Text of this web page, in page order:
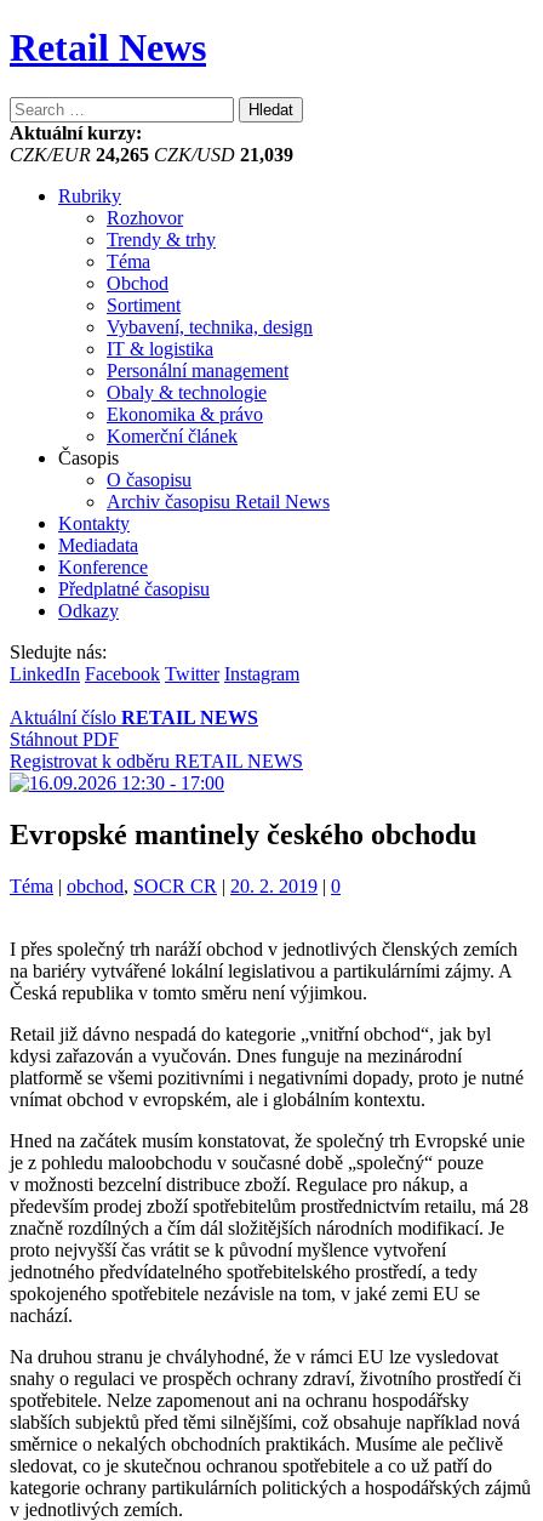
Retail News
Vyhledávání
Aktuální kurzy:
CZK/EUR 24,265 CZK/USD 21,039
Rubriky
Rozhovor
Trendy & trhy
Téma
Obchod
Sortiment
Vybavení, technika, design
IT & logistika
Personální management
Obaly & technologie
Ekonomika & právo
Komerční článek
Časopis
O časopisu
Archiv časopisu Retail News
Kontakty
Mediadata
Konference
Předplatné časopisu
Odkazy
Sledujte nás:
LinkedIn Facebook Twitter Instagram
Aktuální číslo RETAIL NEWS
Stáhnout PDF
Registrovat k odběru RETAIL NEWS
Evropské mantinely českého obchodu
Kategorie:
Téma | Štítky:
obchod, SOCR CR | 20. 2. 2019 | 0
I přes společný trh naráží obchod v jednotlivých členských zemích
na bariéry vytvářené lokální legislativou a partikulárními zájmy. A
Česká republika v tomto směru není výjimkou.
Retail již dávno nespadá do kategorie „vnitřní obchod“, jak byl
kdysi zařazován a vyučován. Dnes funguje na mezinárodní
platformě se všemi pozitivními i negativními dopady, proto je nutné
vnímat obchod v evropském, ale i globálním kontextu.
Hned na začátek musím konstatovat, že společný trh Evropské unie
je z pohledu maloobchodu v současné době „společný“ pouze
v možnosti bezcelní distribuce zboží. Regulace pro nákup, a
především prodej zboží spotřebitelům prostřednictvím retailu, má 28
značně rozdílných a čím dál složitějších národních modifikací. Je
proto nejvyšší čas vrátit se k původní myšlence vytvoření
jednotného předvídatelného spotřebitelského prostředí, a tedy
spokojeného spotřebitele nezávisle na tom, v jaké zemi EU se
nachází.
Na druhou stranu je chvályhodné, že v rámci EU lze vysledovat
snahy o regulaci ve prospěch ochrany zdraví, životního prostředí či
spotřebitele. Nelze zapomenout ani na ochranu hospodářsky
slabších subjektů před těmi silnějšími, což obsahuje například nová
směrnice o nekalých obchodních praktikách. Musíme ale pečlivě
sledovat, co je skutečnou ochranou spotřebitele a co už patří do
kategorie ochrany partikulárních politických a hospodářských zájmů
v jednotlivých zemích.